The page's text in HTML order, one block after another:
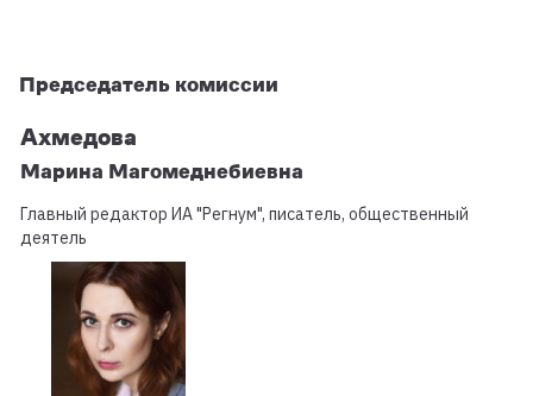
Председатель комиссии
Ахмедова
Марина Магомеднебиевна
Главный редактор ИА "Регнум", писатель, общественный
деятель